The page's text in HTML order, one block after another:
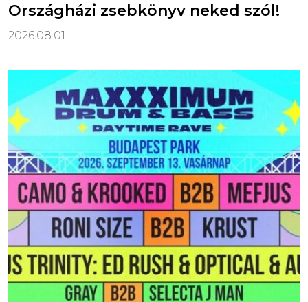
Országházi zsebkönyv neked szól!
2026.08.01.